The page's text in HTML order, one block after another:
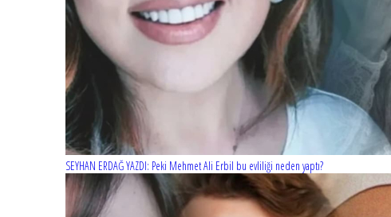
SEYHAN ERDAĞ YAZDI: Peki Mehmet Ali Erbil bu evliliği neden yaptı?